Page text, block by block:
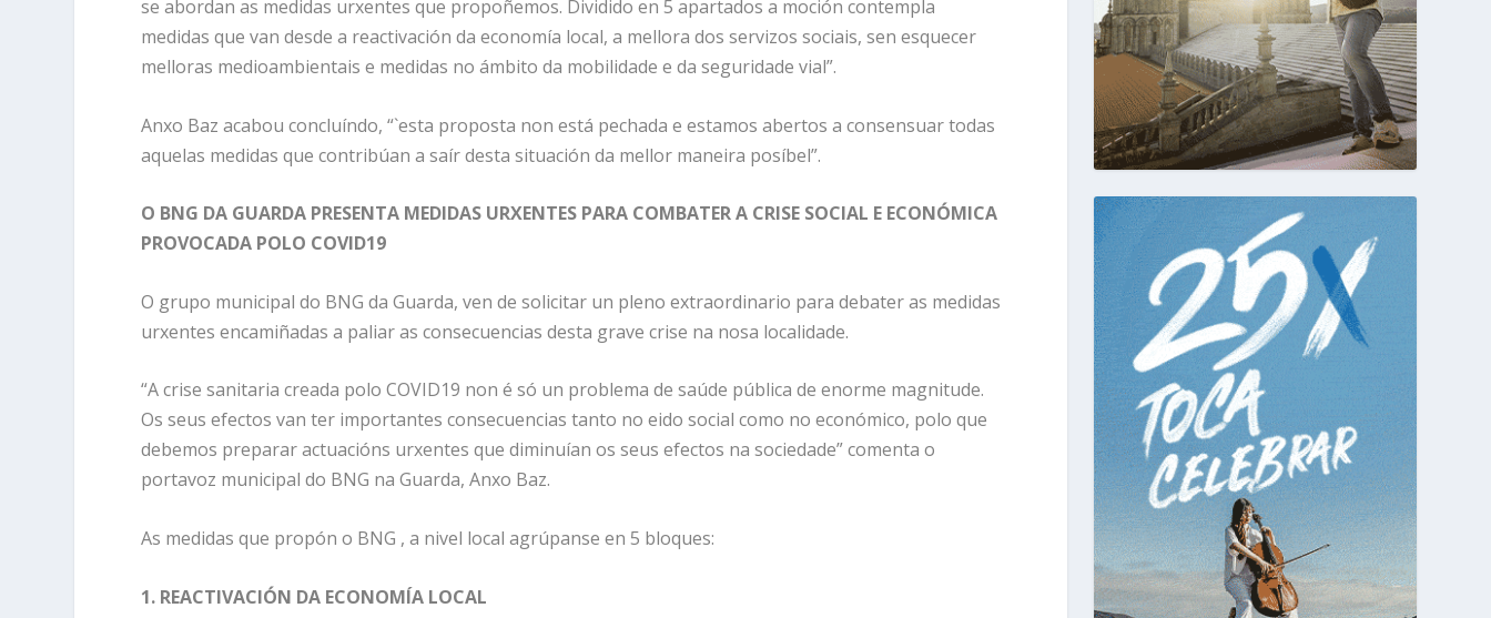
se abordan as medidas urxentes que propoñemos. Dividido en 5 apartados a moción contempla
medidas que van desde a reactivación da economía local, a mellora dos servizos sociais, sen esquecer
melloras medioambientais e medidas no ámbito da mobilidade e da seguridade vial”.
Anxo Baz acabou concluíndo, “`esta proposta non está pechada e estamos abertos a consensuar todas
aquelas medidas que contribúan a saír desta situación da mellor maneira posíbel”.
O BNG DA GUARDA PRESENTA MEDIDAS URXENTES PARA COMBATER A CRISE SOCIAL E ECONÓMICA
PROVOCADA POLO COVID19
O grupo municipal do BNG da Guarda, ven de solicitar un pleno extraordinario para debater as medidas
urxentes encamiñadas a paliar as consecuencias desta grave crise na nosa localidade.
“A crise sanitaria creada polo COVID19 non é só un problema de saúde pública de enorme magnitude.
Os seus efectos van ter importantes consecuencias tanto no eido social como no económico, polo que
debemos preparar actuacións urxentes que diminuían os seus efectos na sociedade” comenta o
portavoz municipal do BNG na Guarda, Anxo Baz.
As medidas que propón o BNG , a nivel local agrúpanse en 5 bloques:
1. REACTIVACIÓN DA ECONOMÍA LOCAL